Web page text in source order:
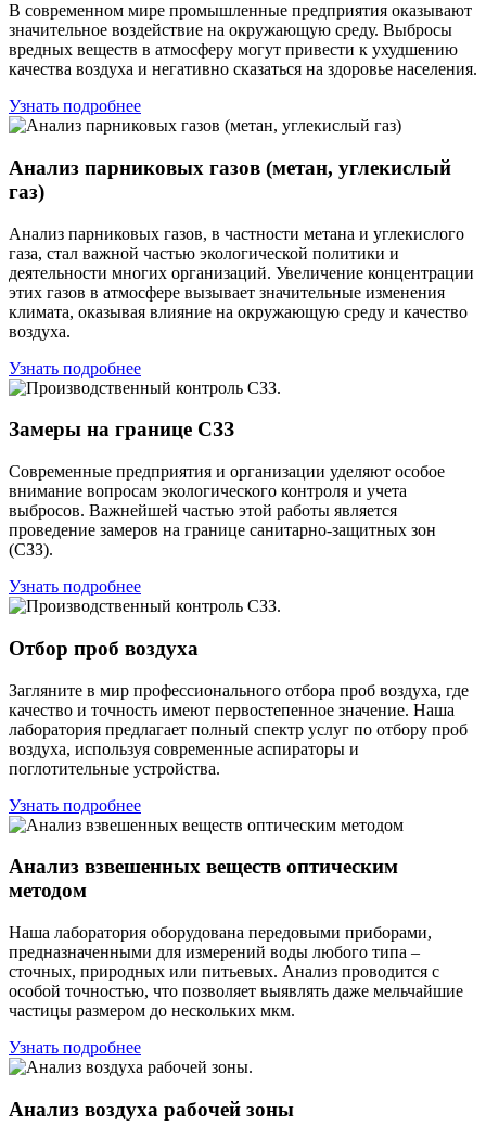
В современном мире промышленные предприятия оказывают
значительное воздействие на окружающую среду. Выбросы
вредных веществ в атмосферу могут привести к ухудшению
качества воздуха и негативно сказаться на здоровье населения.
Узнать подробнее
Анализ парниковых газов (метан, углекислый
газ)
Анализ парниковых газов, в частности метана и углекислого
газа, стал важной частью экологической политики и
деятельности многих организаций. Увеличение концентрации
этих газов в атмосфере вызывает значительные изменения
климата, оказывая влияние на окружающую среду и качество
воздуха.
Узнать подробнее
Замеры на границе СЗЗ
Современные предприятия и организации уделяют особое
внимание вопросам экологического контроля и учета
выбросов. Важнейшей частью этой работы является
проведение замеров на границе санитарно-защитных зон
(СЗЗ).
Узнать подробнее
Отбор проб воздуха
Загляните в мир профессионального отбора проб воздуха, где
качество и точность имеют первостепенное значение. Наша
лаборатория предлагает полный спектр услуг по отбору проб
воздуха, используя современные аспираторы и
поглотительные устройства.
Узнать подробнее
Анализ взвешенных веществ оптическим
методом
Наша лаборатория оборудована передовыми приборами,
предназначенными для измерений воды любого типа –
сточных, природных или питьевых. Анализ проводится с
особой точностью, что позволяет выявлять даже мельчайшие
частицы размером до нескольких мкм.
Узнать подробнее
Анализ воздуха рабочей зоны